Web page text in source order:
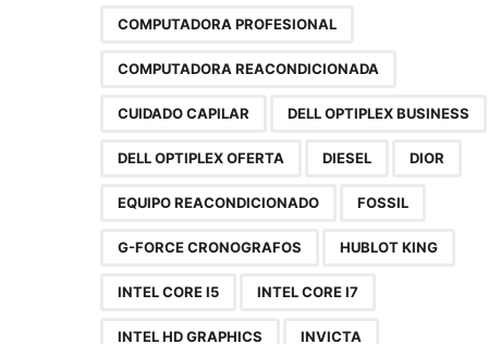
COMPUTADORA PROFESIONAL
COMPUTADORA REACONDICIONADA
CUIDADO CAPILAR DELL OPTIPLEX BUSINESS
DELL OPTIPLEX OFERTA DIESEL DIOR
EQUIPO REACONDICIONADO FOSSIL
G-FORCE CRONOGRAFOS HUBLOT KING
INTEL CORE I5 INTEL CORE I7
INTEL HD GRAPHICS INVICTA